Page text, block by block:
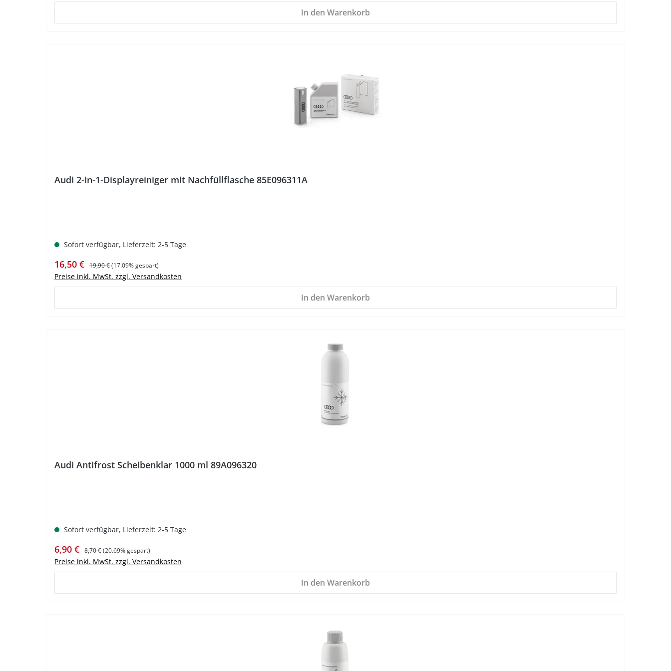
In den Warenkorb
Audi 2-in-1-Displayreiniger mit Nachfüllflasche 85E096311A
Sofort verfügbar, Lieferzeit: 2-5 Tage
Verkaufspreis:
16,50 € Regulärer Preis:
19,90 €(17.09% gespart)
Preise inkl. MwSt. zzgl. Versandkosten
In den Warenkorb
Audi Antifrost Scheibenklar 1000 ml 89A096320
Sofort verfügbar, Lieferzeit: 2-5 Tage
Verkaufspreis:
6,90 € Regulärer Preis:
8,70 €(20.69% gespart)
Preise inkl. MwSt. zzgl. Versandkosten
In den Warenkorb